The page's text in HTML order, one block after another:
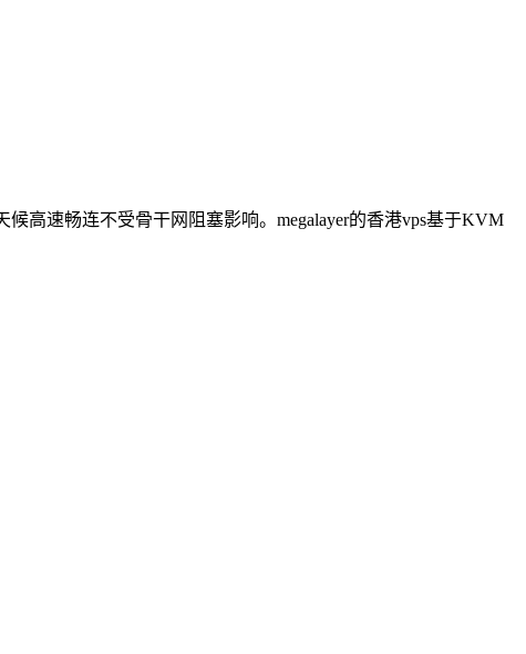
高速畅连不受骨干网阻塞影响。megalayer的香港vps基于KVM